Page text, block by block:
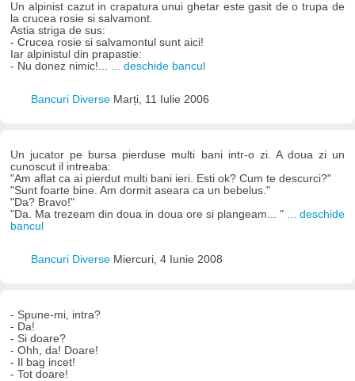
Un alpinist cazut in crapatura unui ghetar este gasit de o trupa de
la crucea rosie si salvamont.
Astia striga de sus:
- Crucea rosie si salvamontul sunt aici!
Iar alpinistul din prapastie:
- Nu donez nimic!... ... deschide bancul
Bancuri Diverse Marți, 11 Iulie 2006
Un jucator pe bursa pierduse multi bani intr-o zi. A doua zi un
cunoscut il intreaba:
"Am aflat ca ai pierdut multi bani ieri. Esti ok? Cum te descurci?"
"Sunt foarte bine. Am dormit aseara ca un bebelus."
"Da? Bravo!"
"Da. Ma trezeam din doua in doua ore si plangeam... "
... deschide
bancul
Bancuri Diverse Miercuri, 4 Iunie 2008
- Spune-mi, intra?
- Da!
- Si doare?
- Ohh, da! Doare!
- Il bag incet!
- Tot doare!